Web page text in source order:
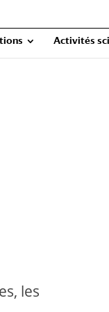
Activités
les